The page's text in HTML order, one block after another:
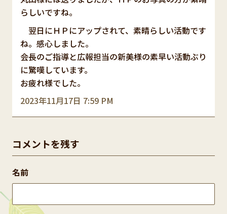
2023年11月17日 7:59 PM
らしいですね。
翌日にＨＰにアップされて、素晴らしい活動です
ね。感心しました。
会長のご指導と広報担当の新美様の素早い活動ぶり
に驚嘆しています。
お疲れ様でした。
コメントを残す
名前